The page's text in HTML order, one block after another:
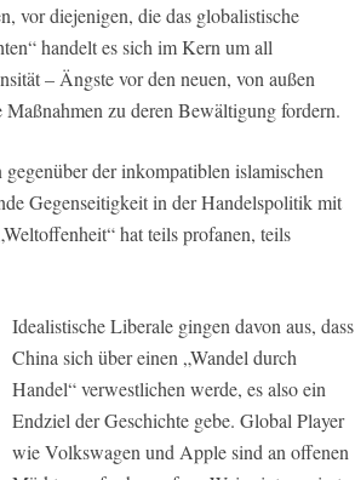
vor diejenigen, die das globalistische
handelt es sich im Kern um all
– Ängste vor den neuen, von außen
zu deren Bewältigung fordern.
der inkompatiblen islamischen
Gegenseitigkeit in der Handelspolitik mit
hat teils profanen, teils
Idealistische Liberale gingen davon aus, dass
China sich über einen „Wandel durch
Handel“ verwestlichen werde, es also ein
Endziel der Geschichte gebe. Global Player
wie Volkswagen und Apple sind an offenen